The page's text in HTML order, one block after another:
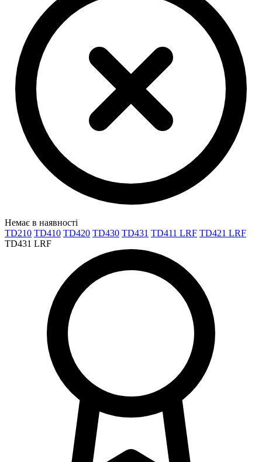
Немає в наявності
TD210 TD410 TD420 TD430 TD431 TD411 LRF TD421 LRF
TD431 LRF